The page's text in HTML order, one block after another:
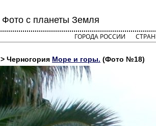
Фото с планеты Земля
ГОРОДА РОССИИ
> Черногория Море и горы. (Фото №18)